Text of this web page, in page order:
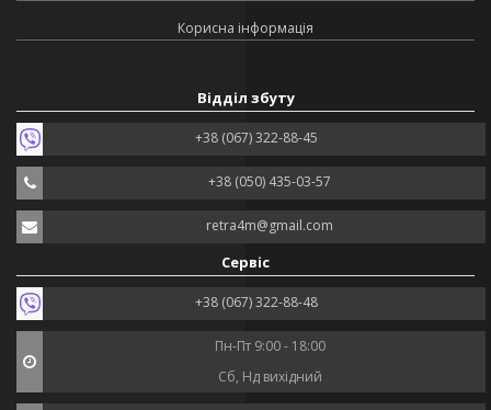
Корисна інформація
Відділ збуту
+38 (067) 322-88-45
+38 (050) 435-03-57
retra4m@gmail.com
Сервіс
+38 (067) 322-88-48
Пн-Пт 9:00 - 18:00
Сб, Нд вихідний